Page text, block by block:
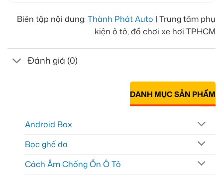
Biên tập nội dung:Thành Phát Auto | Trung tâm phụ
kiện ô tô, đồ chơi xe hơi TPHCM
Đánh giá (0)
DANH MỤC SẢN PHẨM
Android Box
Bọc ghế da
Cách Âm Chống Ồn Ô Tô